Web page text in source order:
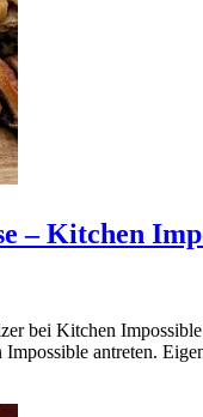
– Kitchen
bei Kitchen
antreten.